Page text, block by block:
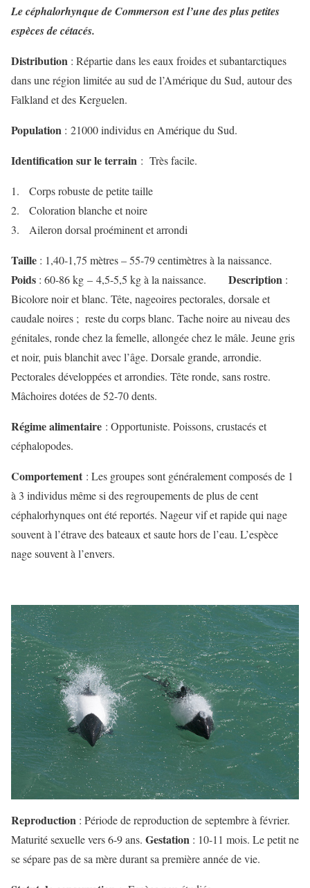
Le céphalorhynque de Commerson est l’une des plus petites
espèces de cétacés.
Distribution : Répartie dans les eaux froides et subantarctiques
dans une région limitée au sud de l’Amérique du Sud, autour des
Falkland et des Kerguelen.
Population : 21000 individus en Amérique du Sud.
Identification sur le terrain : Très facile.
1. Corps robuste de petite taille
2. Coloration blanche et noire
3. Aileron dorsal proéminent et arrondi
Taille : 1,40-1,75 mètres – 55-79 centimètres à la naissance.
Poids : 60-86 kg – 4,5-5,5 kg à la naissance. Description :
Bicolore noir et blanc. Tête, nageoires pectorales, dorsale et
caudale noires ; reste du corps blanc. Tache noire au niveau des
génitales, ronde chez la femelle, allongée chez le mâle. Jeune gris
et noir, puis blanchit avec l’âge. Dorsale grande, arrondie.
Pectorales développées et arrondies. Tête ronde, sans rostre.
Mâchoires dotées de 52-70 dents.
Régime alimentaire : Opportuniste. Poissons, crustacés et
céphalopodes.
Comportement : Les groupes sont généralement composés de 1
à 3 individus même si des regroupements de plus de cent
céphalorhynques ont été reportés. Nageur vif et rapide qui nage
souvent à l’étrave des bateaux et saute hors de l’eau. L’espèce
nage souvent à l’envers.
Reproduction : Période de reproduction de septembre à février.
Maturité sexuelle vers 6-9 ans. Gestation : 10-11 mois. Le petit ne
se sépare pas de sa mère durant sa première année de vie.